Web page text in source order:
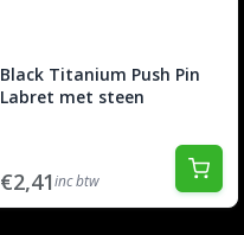
Black Titanium Push Pin
Labret met steen
€2,41inc btw